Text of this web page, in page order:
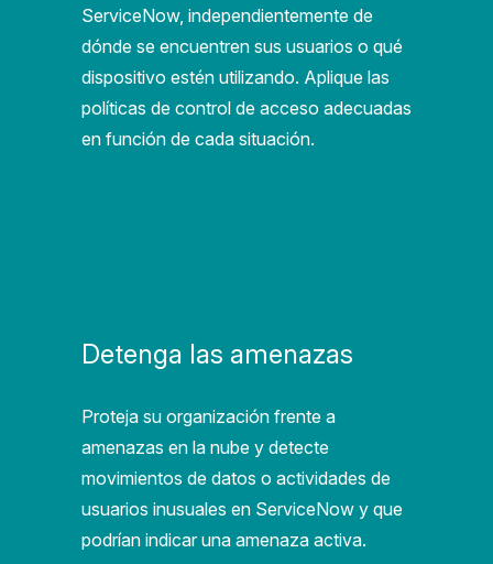
ServiceNow, independientemente de
dónde se encuentren sus usuarios o qué
dispositivo estén utilizando. Aplique las
políticas de control de acceso adecuadas
en función de cada situación.
Detenga las amenazas
Proteja su organización frente a
amenazas en la nube y detecte
movimientos de datos o actividades de
usuarios inusuales en ServiceNow y que
podrían indicar una amenaza activa.